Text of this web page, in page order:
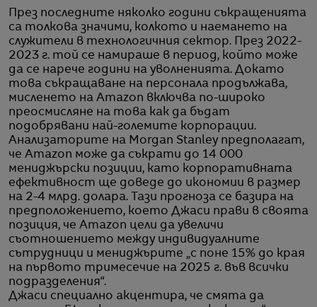
През последните няколко години съкращенията
са толкова значими, колкото и наемането на
служители в технологичния сектор. През 2022-
2023 г. той се намираше в период, който може
да се нарече години на уволненията. Докато
това съкращаване на персонала продължава,
мисленето на Amazon включва по-широко
преосмисляне на това как да бъдат
подобрявани най-големите корпорации.
Анализаторите на Morgan Stanley предполагат,
че Amazon може да съкрати до 14 000
мениджърски позиции, като корпоративната
ефективност ще доведе до икономии в размер
на 2-4 млрд. долара. Тази прогноза се базира на
предположението, което Джаси прави в своята
позиция, че Amazon цели да увеличи
съотношението между индивидуалните
сътрудници и мениджърите „с поне 15% до края
на първото тримесечие на 2025 г. във всички
подразделения“.
Джаси специално акцентира, че смята да